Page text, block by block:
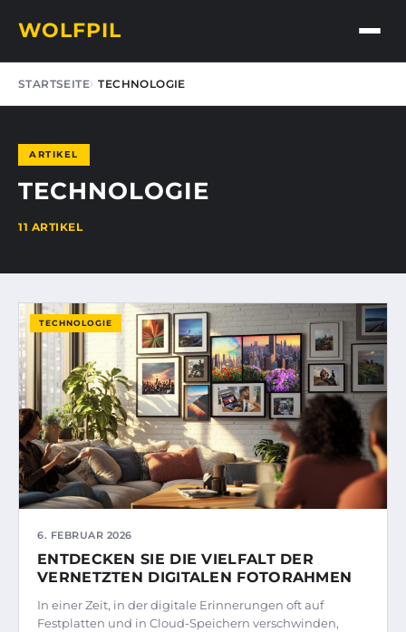
WOLFPIL
STARTSEITE TECHNOLOGIE
ARTIKEL
TECHNOLOGIE
11 ARTIKEL
TECHNOLOGIE
6. FEBRUAR 2026
ENTDECKEN SIE DIE VIELFALT DER
VERNETZTEN DIGITALEN FOTORAHMEN
In einer Zeit, in der digitale Erinnerungen oft auf
Festplatten und in Cloud-Speichern verschwinden,